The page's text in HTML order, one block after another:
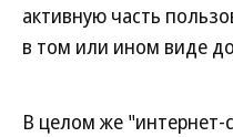
активную часть
в том или ином виде
В целом же